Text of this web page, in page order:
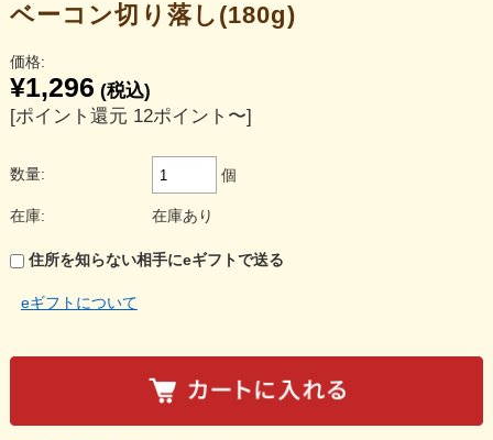
ベーコン切り落し(180g)
価格:
¥1,296 (税込)
[ポイント還元 12ポイント〜]
数量: 個
在庫: 在庫あり
住所を知らない相手にeギフトで送る
eギフトについて